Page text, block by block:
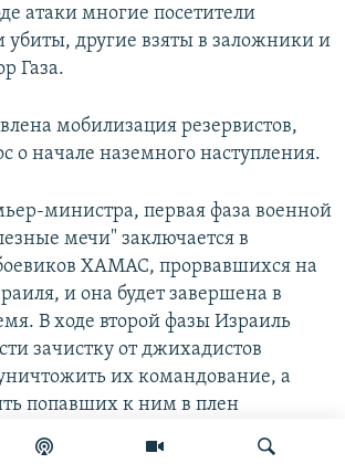
атаки многие посетители
убиты, другие взяты в заложники и
Газа.
мобилизация резервистов,
о начале наземного наступления.
министра, первая фаза военной
мечи" заключается в
ХАМАС, прорвавшихся на
и она будет завершена в
В ходе второй фазы Израиль
зачистку от джихадистов
их командование, а
попавших к ним в плен